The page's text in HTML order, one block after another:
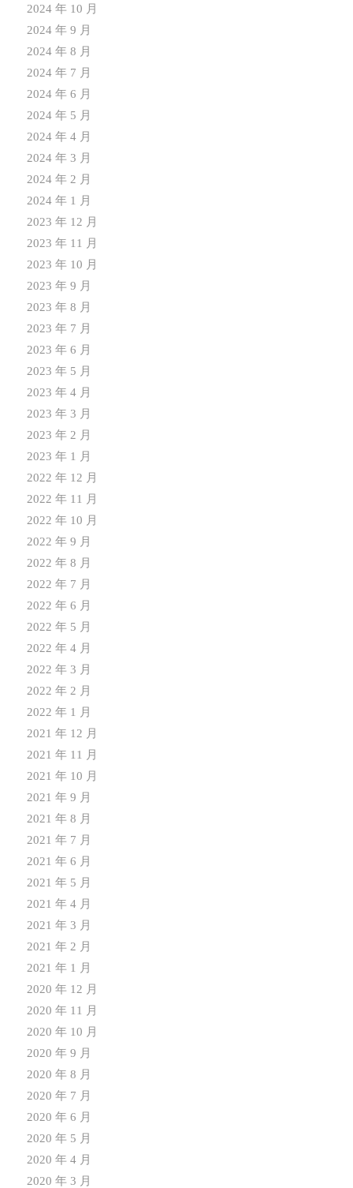
2024 年 10 月
2024 年 9 月
2024 年 8 月
2024 年 7 月
2024 年 6 月
2024 年 5 月
2024 年 4 月
2024 年 3 月
2024 年 2 月
2024 年 1 月
2023 年 12 月
2023 年 11 月
2023 年 10 月
2023 年 9 月
2023 年 8 月
2023 年 7 月
2023 年 6 月
2023 年 5 月
2023 年 4 月
2023 年 3 月
2023 年 2 月
2023 年 1 月
2022 年 12 月
2022 年 11 月
2022 年 10 月
2022 年 9 月
2022 年 8 月
2022 年 7 月
2022 年 6 月
2022 年 5 月
2022 年 4 月
2022 年 3 月
2022 年 2 月
2022 年 1 月
2021 年 12 月
2021 年 11 月
2021 年 10 月
2021 年 9 月
2021 年 8 月
2021 年 7 月
2021 年 6 月
2021 年 5 月
2021 年 4 月
2021 年 3 月
2021 年 2 月
2021 年 1 月
2020 年 12 月
2020 年 11 月
2020 年 10 月
2020 年 9 月
2020 年 8 月
2020 年 7 月
2020 年 6 月
2020 年 5 月
2020 年 4 月
2020 年 3 月